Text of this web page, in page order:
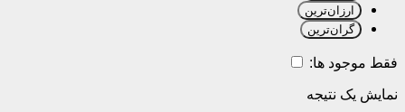
ارزان‌ترین
گران‌ترین
فقط موجود ها:
نمایش یک نتیجه